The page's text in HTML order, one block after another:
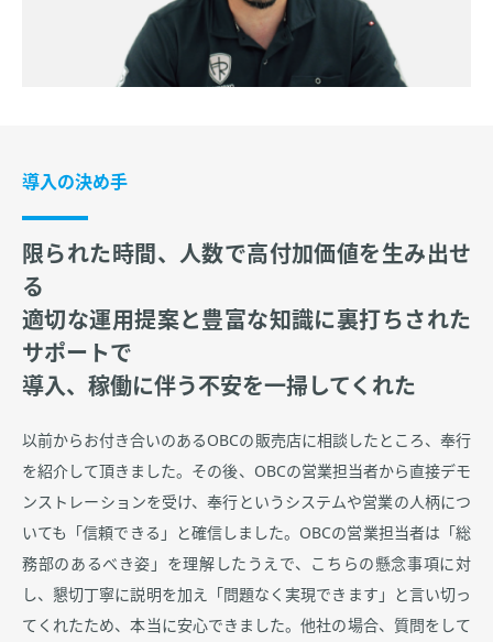
導入の決め手
限られた時間、人数で高付加価値を生み出せ
る
適切な運用提案と豊富な知識に裏打ちされた
サポートで
導入、稼働に伴う不安を一掃してくれた
以前からお付き合いのあるOBCの販売店に相談したところ、奉行
を紹介して頂きました。その後、OBCの営業担当者から直接デモ
ンストレーションを受け、奉行というシステムや営業の人柄につ
いても「信頼できる」と確信しました。OBCの営業担当者は「総
務部のあるべき姿」を理解したうえで、こちらの懸念事項に対
し、懇切丁寧に説明を加え「問題なく実現できます」と言い切っ
てくれたため、本当に安心できました。他社の場合、質問をして